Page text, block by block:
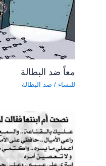
معاً ضد البطالة
للنساء / ضد البطالة